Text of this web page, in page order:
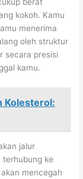
kokoh. Kamu
menerima
oleh struktur
secara presisi
kamu.
Kolesterol:
jalur
terhubung ke
mencegah